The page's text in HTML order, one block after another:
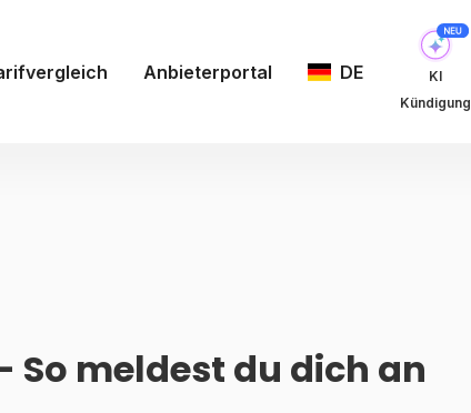
Anbieterportal DE
KI
Kündigung
meldest du dich an